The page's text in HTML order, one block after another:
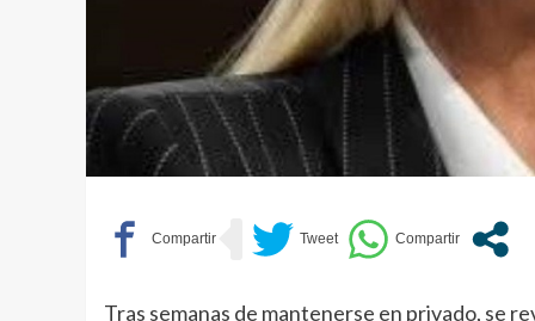
Tras semanas de mantenerse en privado, se